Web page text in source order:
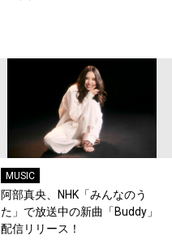
MUSIC
阿部真央、NHK「みんなのう
た」で放送中の新曲「Buddy」
配信リリース！